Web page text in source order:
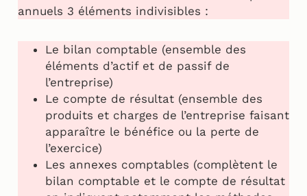
annuels 3 éléments indivisibles :
Le bilan comptable (ensemble des
éléments d’actif et de passif de
l’entreprise)
Le compte de résultat (ensemble des
produits et charges de l’entreprise faisant
apparaître le bénéfice ou la perte de
l’exercice)
Les annexes comptables (complètent le
bilan comptable et le compte de résultat